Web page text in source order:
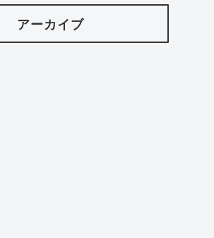
アーカイブ